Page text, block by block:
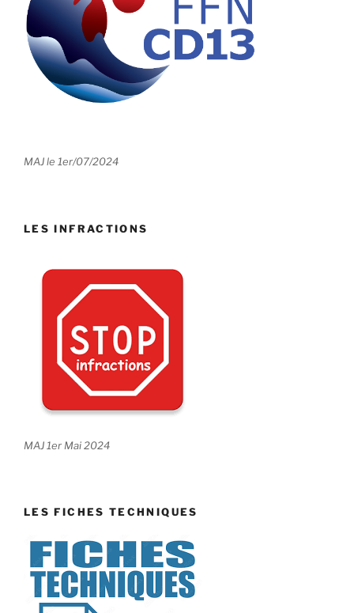
MAJ le 1er/07/2024
LES INFRACTIONS
MAJ 1er Mai 2024
LES FICHES TECHNIQUES